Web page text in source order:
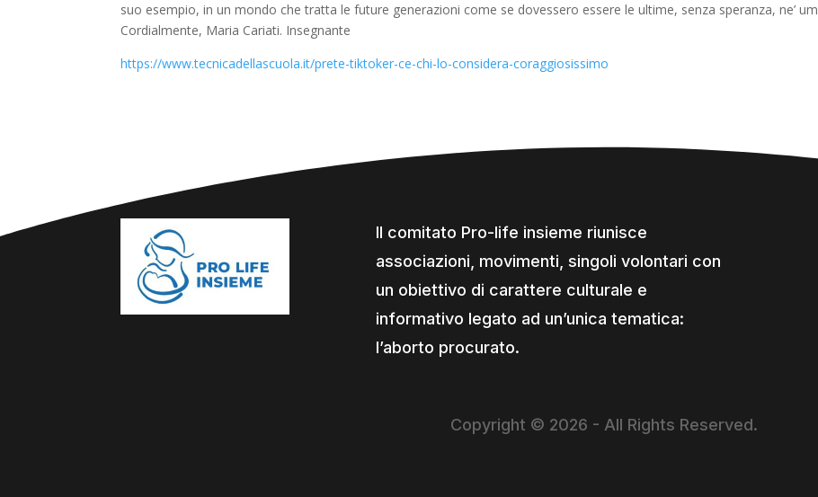
suo esempio, in un mondo che tratta le future generazioni come se dovessero essere le ultime, senza speranza, ne’
Cordialmente, Maria Cariati. Insegnante
https://www.tecnicadellascuola.it/prete-tiktoker-ce-chi-lo-considera-coraggiosissimo
Il comitato Pro-life insieme riunisce
associazioni, movimenti, singoli volontari con
un obiettivo di carattere culturale e
informativo legato ad un’unica tematica:
l’aborto procurato.
Copyright © 2026 - All Rights Reserved.